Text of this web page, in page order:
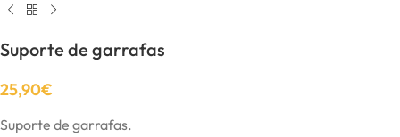
Suporte de garrafas
25,90€
Suporte de garrafas.